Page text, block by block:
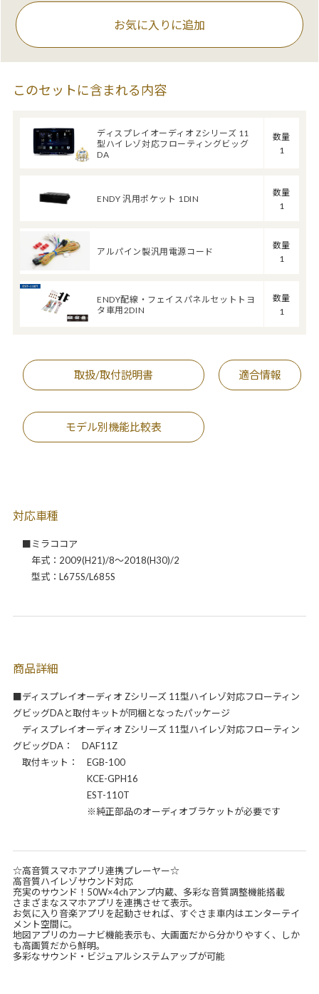
お気に入りに追加
このセットに含まれる内容
ディスプレイオーディオ Zシリーズ 11
型ハイレゾ対応フローティングビッグ
DA
数量
1
ENDY 汎用ポケット 1DIN
数量
1
アルパイン製汎用電源コード
数量
1
ENDY配線・フェイスパネルセットトヨ
タ車用2DIN
数量
1
取扱/取付説明書 適合情報
モデル別機能比較表
対応車種
■ミラココア
年式：2009(H21)/8～2018(H30)/2
型式：L675S/L685S
商品詳細
■ディスプレイオーディオ Zシリーズ 11型ハイレゾ対応フローティン
グビッグDAと取付キットが同梱となったパッケージ
ディスプレイオーディオ Zシリーズ 11型ハイレゾ対応フローティン
グビッグDA： DAF11Z
取付キット： EGB-100
KCE-GPH16
EST-110T
※純正部品のオーディオブラケットが必要です
☆高音質スマホアプリ連携プレーヤー☆
高音質ハイレゾサウンド対応
充実のサウンド！50W×4chアンプ内蔵、多彩な音質調整機能搭載
さまざまなスマホアプリを連携させて表示。
お気に入り音楽アプリを起動させれば、すぐさま車内はエンターテイ
メント空間に。
地図アプリのカーナビ機能表示も、大画面だから分かりやすく、しか
も高画質だから鮮明。
多彩なサウンド・ビジュアルシステムアップが可能